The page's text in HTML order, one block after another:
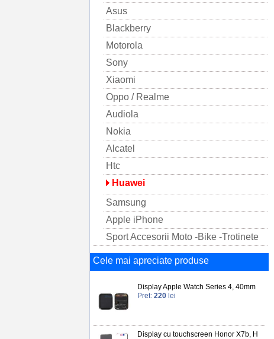
Asus
Blackberry
Motorola
Sony
Xiaomi
Oppo / Realme
Audiola
Nokia
Alcatel
Htc
Huawei
Samsung
Apple iPhone
Sport Accesorii Moto -Bike -Trotinete
Cele mai apreciate produse
Display Apple Watch Series 4, 40mm
Pret: 220 lei
Display cu touchscreen Honor X7b, H